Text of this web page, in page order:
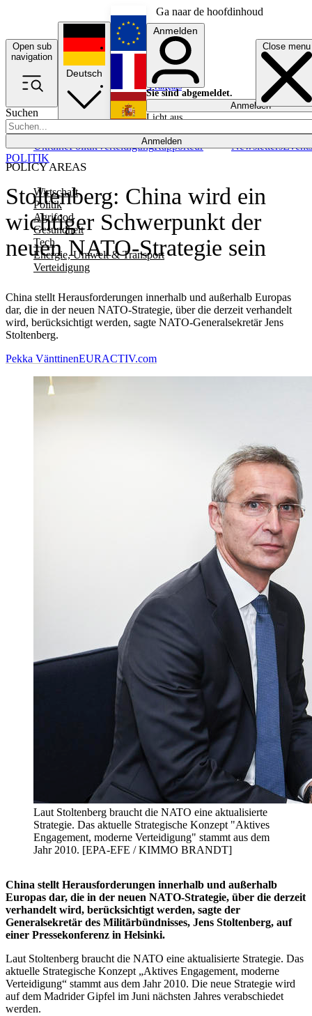
Ga naar de hoofdinhoud
Open sub
navigation
Close menu
Suchen
Anmelden
POLICY AREAS
Wirtschaft
Politik
Agrifood
Gesundheit
Tech
Energie, Umwelt & Transport
Verteidigung
UkrainePolitikVerteidigungRapporteur NewslettersEvents
Deutsch
English
Français
Anmelden
Sie sind abgemeldet.
Anmelden
Licht aus
Stoltenberg: China wird ein
wichtiger Schwerpunkt der
neuen NATO-Strategie sein
China stellt Herausforderungen innerhalb und außerhalb Europas
dar, die in der neuen NATO-Strategie, über die derzeit verhandelt
wird, berücksichtigt werden, sagte NATO-Generalsekretär Jens
Stoltenberg.
POLITIK
Pekka VänttinenEURACTIV.com
Laut Stoltenberg braucht die NATO eine aktualisierte
Strategie. Das aktuelle Strategische Konzept "Aktives
Engagement, moderne Verteidigung" stammt aus dem
Jahr 2010. [EPA-EFE / KIMMO BRANDT]
China stellt Herausforderungen innerhalb und außerhalb
Europas dar, die in der neuen NATO-Strategie, über die derzeit
verhandelt wird, berücksichtigt werden, sagte der
Generalsekretär des Militärbündnisses, Jens Stoltenberg, auf
einer Pressekonferenz in Helsinki.
Laut Stoltenberg braucht die NATO eine aktualisierte Strategie. Das
aktuelle Strategische Konzept „Aktives Engagement, moderne
Verteidigung“ stammt aus dem Jahr 2010. Die neue Strategie wird
auf dem Madrider Gipfel im Juni nächsten Jahres verabschiedet
werden.